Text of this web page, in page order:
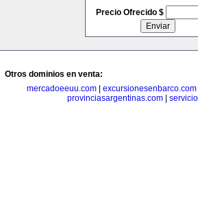
Precio Ofrecido $
Otros dominios en venta:
mercadoeeuu.com
excursionesenbarco.com
provinciasargentinas.com|